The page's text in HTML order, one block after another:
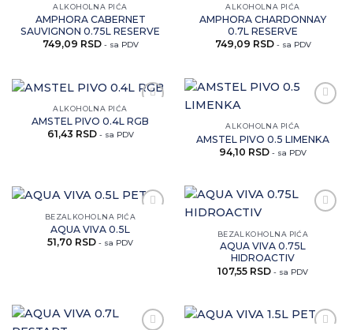
ALKOHOLNA PIĆA
AMPHORA CABERNET
SAUVIGNON 0.75L RESERVE
749,09 RSD - sa PDV
ALKOHOLNA PIĆA
AMPHORA CHARDONNAY
0.7L RESERVE
749,09 RSD - sa PDV
ovaj
artikal
ALKOHOLNA PIĆA
AMSTEL PIVO 0.4L RGB
61,43 RSD - sa PDV
artikal
ALKOHOLNA PIĆA
AMSTEL PIVO 0.5 LIMENKA
94,10 RSD - sa PDV
Zaprati
artikal
BEZALKOHOLNA PIĆA
AQUA VIVA 0.5L
51,70 RSD - sa PDV
BEZALKOHOLNA PIĆA
AQUA VIVA 0.75L
HIDROACTIV
107,55 RSD - sa PDV